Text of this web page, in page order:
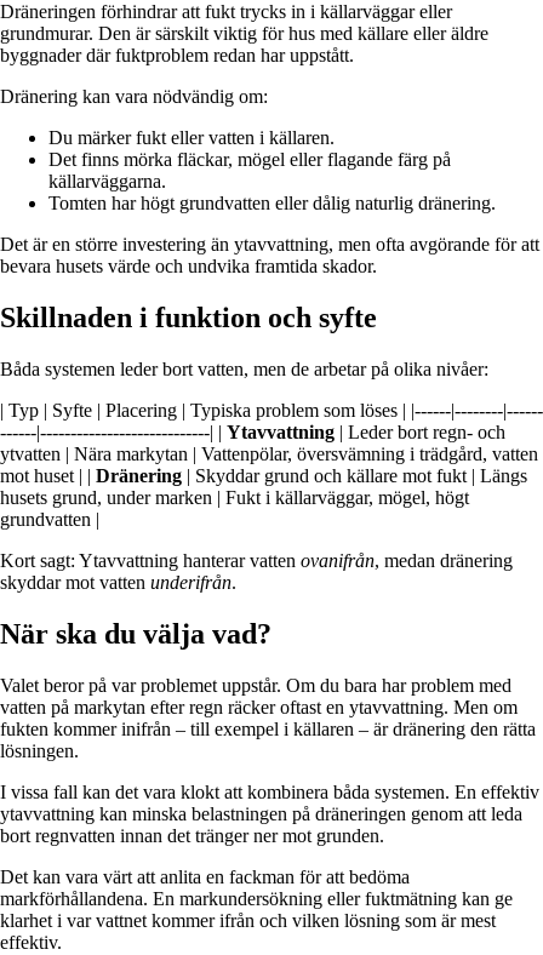
Dräneringen förhindrar att fukt trycks in i källarväggar eller
grundmurar. Den är särskilt viktig för hus med källare eller äldre
byggnader där fuktproblem redan har uppstått.
Dränering kan vara nödvändig om:
Du märker fukt eller vatten i källaren.
Det finns mörka fläckar, mögel eller flagande färg på
källarväggarna.
Tomten har högt grundvatten eller dålig naturlig dränering.
Det är en större investering än ytavvattning, men ofta avgörande för att
bevara husets värde och undvika framtida skador.
Skillnaden i funktion och syfte
Båda systemen leder bort vatten, men de arbetar på olika nivåer:
| Typ | Syfte | Placering | Typiska problem som löses | |------|--------|------
------|----------------------------| | Ytavvattning | Leder bort regn- och
ytvatten | Nära markytan | Vattenpölar, översvämning i trädgård, vatten
mot huset | | Dränering | Skyddar grund och källare mot fukt | Längs
husets grund, under marken | Fukt i källarväggar, mögel, högt
grundvatten |
Kort sagt: Ytavvattning hanterar vatten ovanifrån, medan dränering
skyddar mot vatten underifrån.
När ska du välja vad?
Valet beror på var problemet uppstår. Om du bara har problem med
vatten på markytan efter regn räcker oftast en ytavvattning. Men om
fukten kommer inifrån – till exempel i källaren – är dränering den rätta
lösningen.
I vissa fall kan det vara klokt att kombinera båda systemen. En effektiv
ytavvattning kan minska belastningen på dräneringen genom att leda
bort regnvatten innan det tränger ner mot grunden.
Det kan vara värt att anlita en fackman för att bedöma
markförhållandena. En markundersökning eller fuktmätning kan ge
klarhet i var vattnet kommer ifrån och vilken lösning som är mest
effektiv.